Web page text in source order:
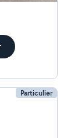
Particulier